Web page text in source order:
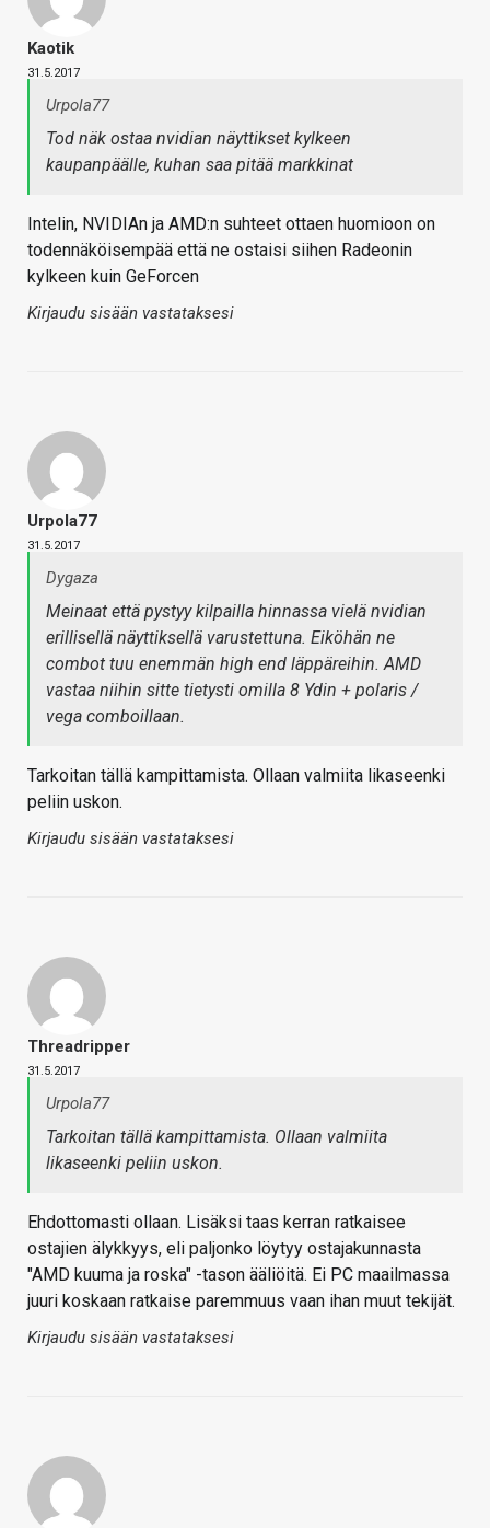
Kaotik
31.5.2017
Urpola77
Tod näk ostaa nvidian näyttikset kylkeen
kaupanpäälle, kuhan saa pitää markkinat
Intelin, NVIDIAn ja AMD:n suhteet ottaen huomioon on
todennäköisempää että ne ostaisi siihen Radeonin
kylkeen kuin GeForcen
Kirjaudu sisään vastataksesi
Urpola77
31.5.2017
Dygaza
Meinaat että pystyy kilpailla hinnassa vielä nvidian
erillisellä näyttiksellä varustettuna. Eiköhän ne
combot tuu enemmän high end läppäreihin. AMD
vastaa niihin sitte tietysti omilla 8 Ydin + polaris /
vega comboillaan.
Tarkoitan tällä kampittamista. Ollaan valmiita likaseenki
peliin uskon.
Kirjaudu sisään vastataksesi
Threadripper
31.5.2017
Urpola77
Tarkoitan tällä kampittamista. Ollaan valmiita
likaseenki peliin uskon.
Ehdottomasti ollaan. Lisäksi taas kerran ratkaisee
ostajien älykkyys, eli paljonko löytyy ostajakunnasta
"AMD kuuma ja roska" -tason ääliöitä. Ei PC maailmassa
juuri koskaan ratkaise paremmuus vaan ihan muut tekijät.
Kirjaudu sisään vastataksesi